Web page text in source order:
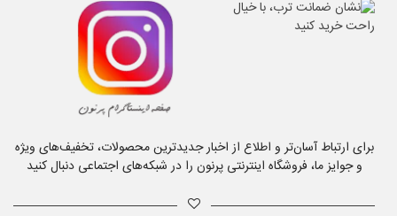
برای ارتباط آسان‌تر و اطلاع از اخبار جدیدترین محصولات، تخفیف‌های ویژه
و جوایز ما، فروشگاه اینترنتی پرنون را در شبکه‌های اجتماعی دنبال کنید